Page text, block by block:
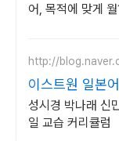
어, 목적에 맞게
http://
이스트원 일본어
성시경 박나래 신
일 교습 커리큘럼